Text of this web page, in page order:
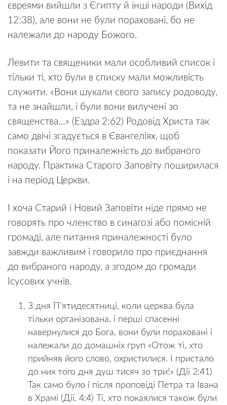
євреями вийшли з Єгипту й інші народи (Вихід
12:38), але вони не були пораховані, бо не
належали до народу Божого.
Левити та священики мали особливий список і
тільки ті, хто були в списку мали можливість
служити. «Вони шукали свого запису родоводу,
та не знайшли, і були вони вилучені зо
священства…» (Ездра 2:62) Родовід Христа так
само двічі згадується в Євангеліях, щоб
показати Його приналежність до вибраного
народу. Практика Старого Заповіту поширилася
і на період Церкви.
І хоча Старий і Новий Заповіти ніде прямо не
говорять про членство в синагозі або помісній
громаді, але питання приналежності було
завжди важливим і говорило про приєднання
до вибраного народу, а згодом до громади
Ісусових учнів.
З дня П’ятидесятниці, коли церква була
тільки організована, і перші спасенні
навернулися до Бога, вони були пораховані і
належали до домашніх груп «Отож ті, хто
прийняв його слово, охристилися. І пристало
до них того дня душ тисяч зо три!» (Дії 2:41)
Так само було і після проповіді Петра та Івана
в Храмі (Дії. 4:4) Ті, хто покаялися також були